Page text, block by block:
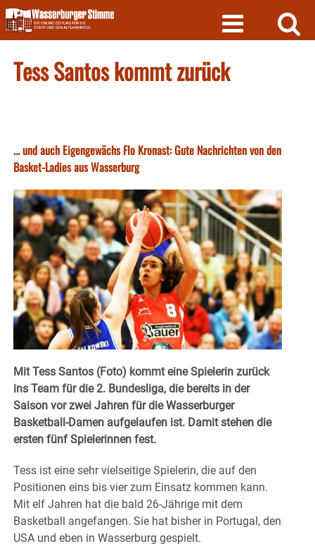
Skip
to
content
Tess Santos kommt zurück
... und auch Eigengewächs Flo Kronast: Gute Nachrichten von den
Basket-Ladies aus Wasserburg
Mit Tess Santos (Foto) kommt eine Spielerin zurück
ins Team für die 2. Bundesliga, die bereits in der
Saison vor zwei Jahren für die Wasserburger
Basketball-Damen aufgelaufen ist. Damit stehen die
ersten fünf Spielerinnen fest.
Tess ist eine sehr vielseitige Spielerin, die auf den
Positionen eins bis vier zum Einsatz kommen kann.
Mit elf Jahren hat die bald 26-Jährige mit dem
Basketball angefangen. Sie hat bisher in Portugal, den
USA und eben in Wasserburg gespielt.